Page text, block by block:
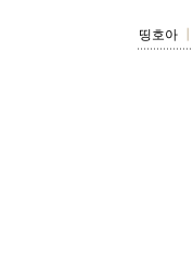
띵호아